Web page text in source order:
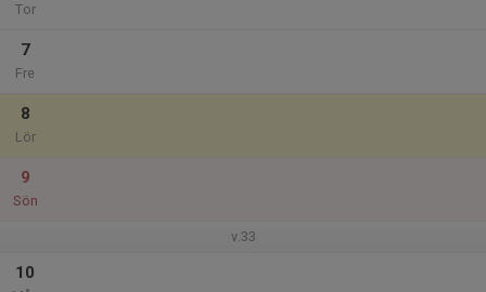
Tor
7
Fre
8
Lör
9
Sön
v.33
10